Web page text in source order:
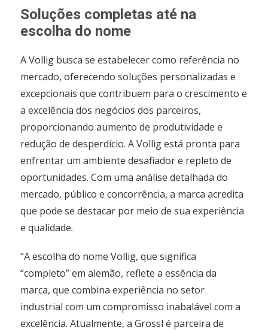
Soluções completas até na
escolha do nome
A Vollig busca se estabelecer como referência no
mercado, oferecendo soluções personalizadas e
excepcionais que contribuem para o crescimento e
a excelência dos negócios dos parceiros,
proporcionando aumento de produtividade e
redução de desperdício. A Vollig está pronta para
enfrentar um ambiente desafiador e repleto de
oportunidades. Com uma análise detalhada do
mercado, público e concorrência, a marca acredita
que pode se destacar por meio de sua experiência
e qualidade.
“A escolha do nome Vollig, que significa
“completo” em alemão, reflete a essência da
marca, que combina experiência no setor
industrial com um compromisso inabalável com a
excelência. Atualmente, a Grossl é parceira de